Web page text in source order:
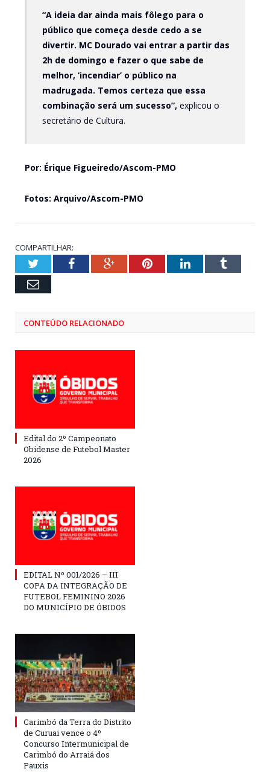
“A ideia dar ainda mais fôlego para o
público que começa desde cedo a se
divertir. MC Dourado vai entrar a partir das
2h de domingo e fazer o que sabe de
melhor, ‘incendiar’ o público na
madrugada. Temos certeza que essa
combinação será um sucesso”, explicou o
secretário de Cultura.
Por: Érique Figueiredo/Ascom-PMO
Fotos: Arquivo/Ascom-PMO
COMPARTILHAR:
TwitterFacebookGoogle+PinterestLinkedInTumblr
Email
CONTEÚDO RELACIONADO
Edital do 2º Campeonato
Obidense de Futebol Master
2026
EDITAL Nº 001/2026 – III
COPA DA INTEGRAÇÃO DE
FUTEBOL FEMININO 2026
DO MUNICÍPIO DE ÓBIDOS
Carimbó da Terra do Distrito
de Curuai vence o 4º
Concurso Intermunicipal de
Carimbó do Arraiá dos
Pauxis